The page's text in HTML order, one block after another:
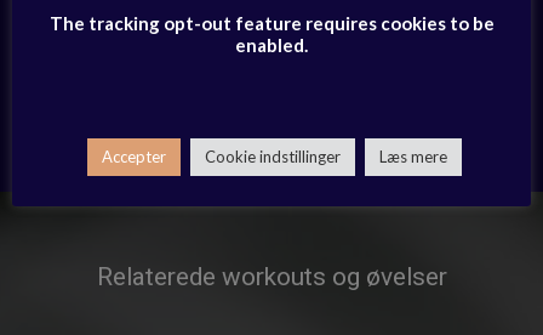
ABONNER HER
Relaterede workouts og øvelser
The tracking opt-out feature requires cookies to be
enabled.
Accepter Cookie indstillinger Læs mere